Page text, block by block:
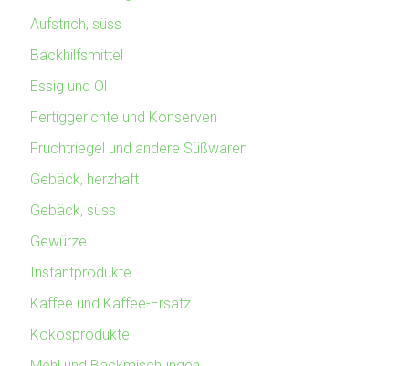
Aufstrich, süss
Backhilfsmittel
Essig und Öl
Fertiggerichte und Konserven
Fruchtriegel und andere Süßwaren
Gebäck, herzhaft
Gebäck, süss
Gewürze
Instantprodukte
Kaffee und Kaffee-Ersatz
Kokosprodukte